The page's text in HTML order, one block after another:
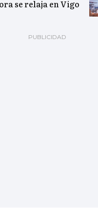
se relaja en Vigo